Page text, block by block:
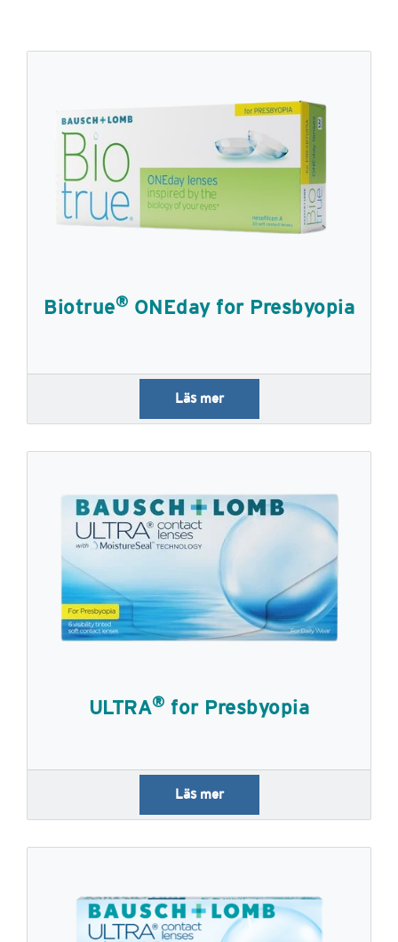
Biotrue® ONEday for Presbyopia
Läs mer
ULTRA® for Presbyopia
Läs mer